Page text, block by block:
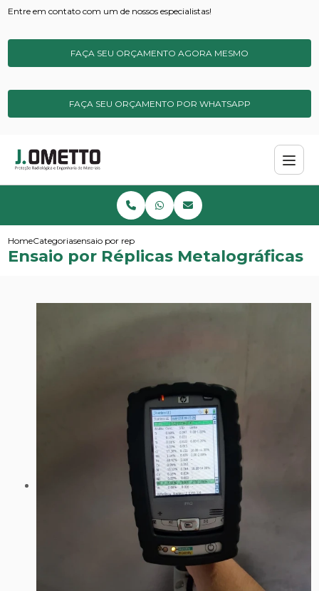
Entre em contato com um de nossos especialistas!
FAÇA SEU ORÇAMENTO AGORA MESMO
FAÇA SEU ORÇAMENTO POR WHATSAPP
HomeCategoriasensaio por replicas metalograficas
Ensaio por Réplicas Metalográficas